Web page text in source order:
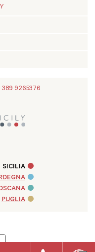
389 9265376
SICILIA
PUGLIA